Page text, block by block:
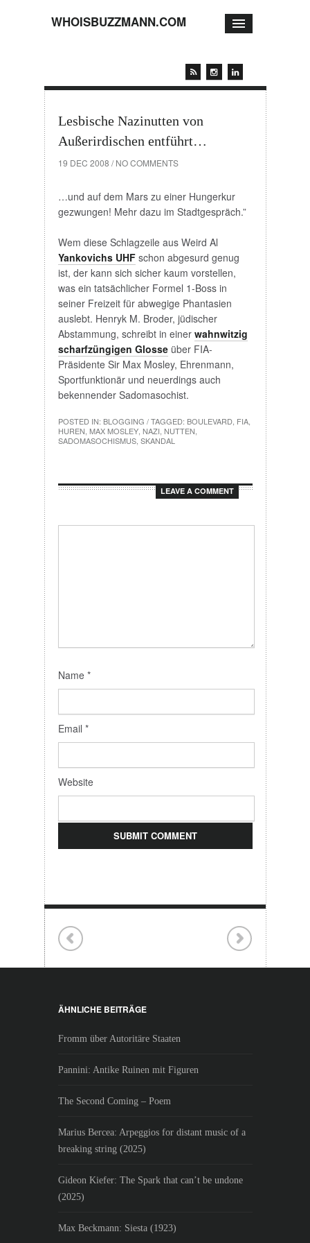
WHOISBUZZMANN.COM
Lesbische Nazinutten von
Außerirdischen entführt…
19 DEC 2008 / NO COMMENTS
…und auf dem Mars zu einer Hungerkur
gezwungen! Mehr dazu im Stadtgespräch.”
Wem diese Schlagzeile aus Weird Al
Yankovichs UHFschon abgesurd genug
ist, der kann sich sicher kaum vorstellen,
was ein tatsächlicher Formel 1-Boss in
seiner Freizeit für abwegige Phantasien
auslebt. Henryk M. Broder, jüdischer
Abstammung, schreibt in einer wahnwitzig
scharfzüngigen Glosseüber FIA-
Präsidente Sir Max Mosley, Ehrenmann,
Sportfunktionär und neuerdings auch
bekennender Sadomasochist.
POSTED IN: BLOGGING / TAGGED: BOULEVARD, FIA,
HUREN MAX MOSLEY, NAZI NUTTEN
SADOMASOCHISMUS, SKANDAL
LEAVE A COMMENT
Name *
Email *
Website
ÄHNLICHE BEITRÄGE
Fromm über Autoritäre Staaten
Pannini: Antike Ruinen mit Figuren
The Second Coming – Poem
Marius Bercea: Arpeggios for distant music of a
breaking string (2025)
Gideon Kiefer: The Spark that can’t be undone
(2025)
Max Beckmann: Siesta (1923)